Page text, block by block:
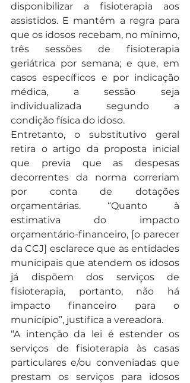
disponibilizar a fisioterapia aos
assistidos. E mantém a regra para
que os idosos recebam, no mínimo,
três sessões de fisioterapia
geriátrica por semana; e que, em
casos específicos e por indicação
médica, a sessão seja
individualizada segundo a
condição física do idoso.
Entretanto, o substitutivo geral
retira o artigo da proposta inicial
que previa que as despesas
decorrentes da norma correriam
por conta de dotações
orçamentárias. “Quanto à
estimativa do impacto
orçamentário-financeiro, [o parecer
da CCJ] esclarece que as entidades
municipais que atendem os idosos
já dispõem dos serviços de
fisioterapia, portanto, não há
impacto financeiro para o
município”, justifica a vereadora.
“A intenção da lei é estender os
serviços de fisioterapia às casas
particulares e/ou conveniadas que
prestam os serviços para idosos